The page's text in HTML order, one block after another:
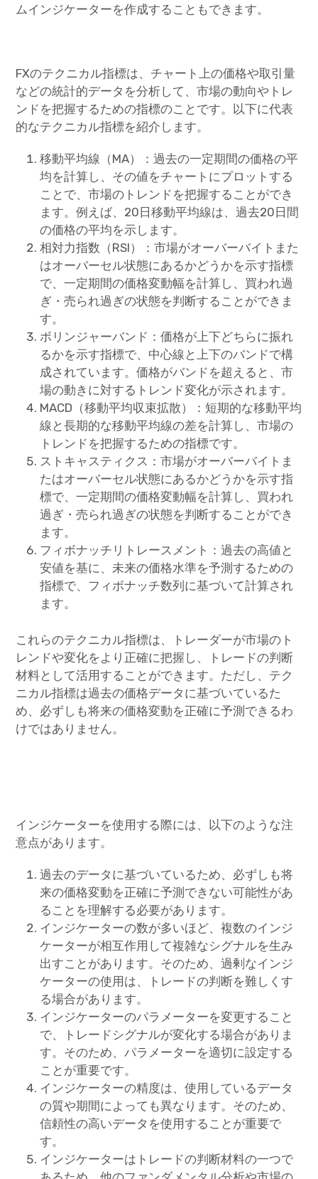
ムインジケーターを作成することもできます。
FXのテクニカル指標は、チャート上の価格や取引量
などの統計的データを分析して、市場の動向やトレ
ンドを把握するための指標のことです。以下に代表
的なテクニカル指標を紹介します。
移動平均線（MA）：過去の一定期間の価格の平
均を計算し、その値をチャートにプロットする
ことで、市場のトレンドを把握することができ
ます。例えば、20日移動平均線は、過去20日間
の価格の平均を示します。
相対力指数（RSI）：市場がオーバーバイトまた
はオーバーセル状態にあるかどうかを示す指標
で、一定期間の価格変動幅を計算し、買われ過
ぎ・売られ過ぎの状態を判断することができま
す。
ボリンジャーバンド：価格が上下どちらに振れ
るかを示す指標で、中心線と上下のバンドで構
成されています。価格がバンドを超えると、市
場の動きに対するトレンド変化が示されます。
MACD（移動平均収束拡散）：短期的な移動平均
線と長期的な移動平均線の差を計算し、市場の
トレンドを把握するための指標です。
ストキャスティクス：市場がオーバーバイトま
たはオーバーセル状態にあるかどうかを示す指
標で、一定期間の価格変動幅を計算し、買われ
過ぎ・売られ過ぎの状態を判断することができ
ます。
フィボナッチリトレースメント：過去の高値と
安値を基に、未来の価格水準を予測するための
指標で、フィボナッチ数列に基づいて計算され
ます。
これらのテクニカル指標は、トレーダーが市場のト
レンドや変化をより正確に把握し、トレードの判断
材料として活用することができます。ただし、テク
ニカル指標は過去の価格データに基づいているた
め、必ずしも将来の価格変動を正確に予測できるわ
けではありません。
インジケーターを使用する際には、以下のような注
意点があります。
過去のデータに基づいているため、必ずしも将
来の価格変動を正確に予測できない可能性があ
ることを理解する必要があります。
インジケーターの数が多いほど、複数のインジ
ケーターが相互作用して複雑なシグナルを生み
出すことがあります。そのため、過剰なインジ
ケーターの使用は、トレードの判断を難しくす
る場合があります。
インジケーターのパラメーターを変更すること
で、トレードシグナルが変化する場合がありま
す。そのため、パラメーターを適切に設定する
ことが重要です。
インジケーターの精度は、使用しているデータ
の質や期間によっても異なります。そのため、
信頼性の高いデータを使用することが重要で
す。
インジケーターはトレードの判断材料の一つで